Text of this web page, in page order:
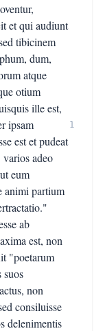
et qui audiunt
tibicinem
dum,
atque
otium
ille est,
ipsam
est et pudeat
varios adeo
eum
animi partium
ab
est, non
"poetarum
suos
non
consiluisse
delenimentis
1